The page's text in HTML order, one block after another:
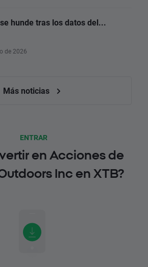
hunde tras los datos del...
de 2026
Más noticias
ENTRAR
en Acciones de
Inc en XTB?